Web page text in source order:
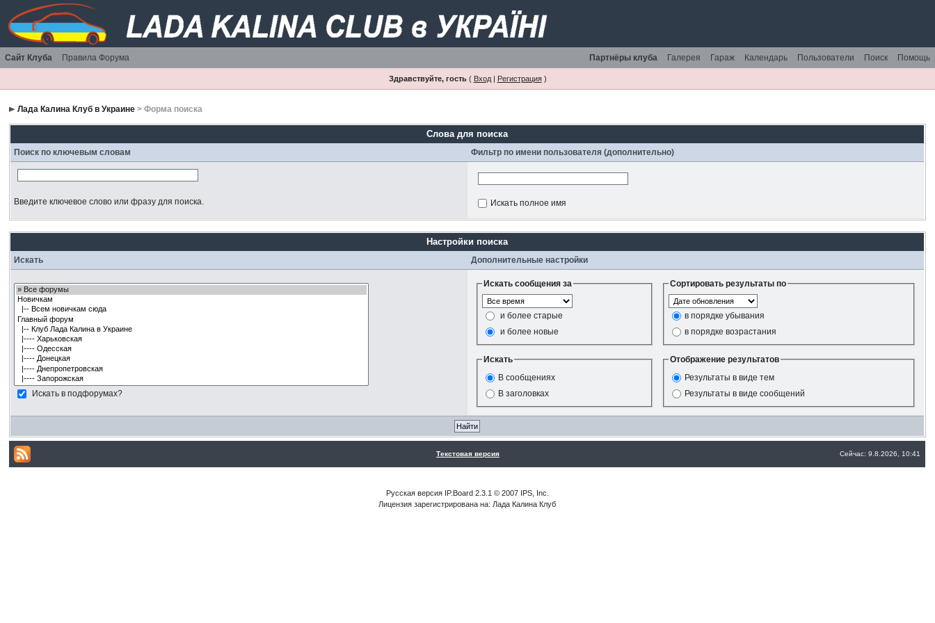
Сайт Клуба Правила Форума Помощь
Поиск
Пользователи
Календарь
Гараж
Галерея
Партнёры клуба
Здравствуйте, гость( Вход| Регистрация)
Лада Калина Клуб в Украине > Форма поиска
Слова для поиска
Поиск по ключевым словам Фильтр по имени пользователя (дополнительно)
Введите ключевое слово или фразу для поиска. Искать полное имя
Настройки поиска
Искать Дополнительные настройки
Искать в подфорумах?
Искать сообщения за
и более старые
и более новые
Сортировать результаты по
в порядке убывания
в порядке возрастания
Искать
В сообщениях
В заголовках
Отображение результатов
Результаты в виде тем
Результаты в виде сообщений
Текстовая версия Сейчас: 9.8.2026, 10:41
Русская версия IP.Board 2.3.1 © 2007 IPS, Inc.
Лицензия зарегистрирована на: Лада Калина Клуб